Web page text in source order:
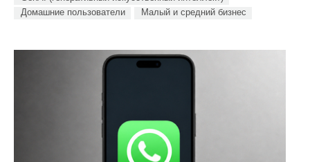
Домашние пользователи
Малый и средний бизнес